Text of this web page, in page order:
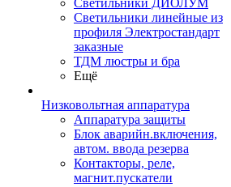
Светильники ДИОЛУМ
Светильники линейные из
профиля Электростандарт
заказные
ТДМ люстры и бра
Ещё
Низковольтная аппаратура
Аппаратура защиты
Блок аварийн.включения,
автом. ввода резерва
Контакторы, реле,
магнит.пускатели